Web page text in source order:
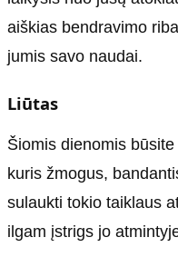
aiškias bendravimo
jumis savo naudai.
Liūtas
Šiomis dienomis
kuris žmogus,
sulaukti tokio taiklaus
ilgam įstrigs jo